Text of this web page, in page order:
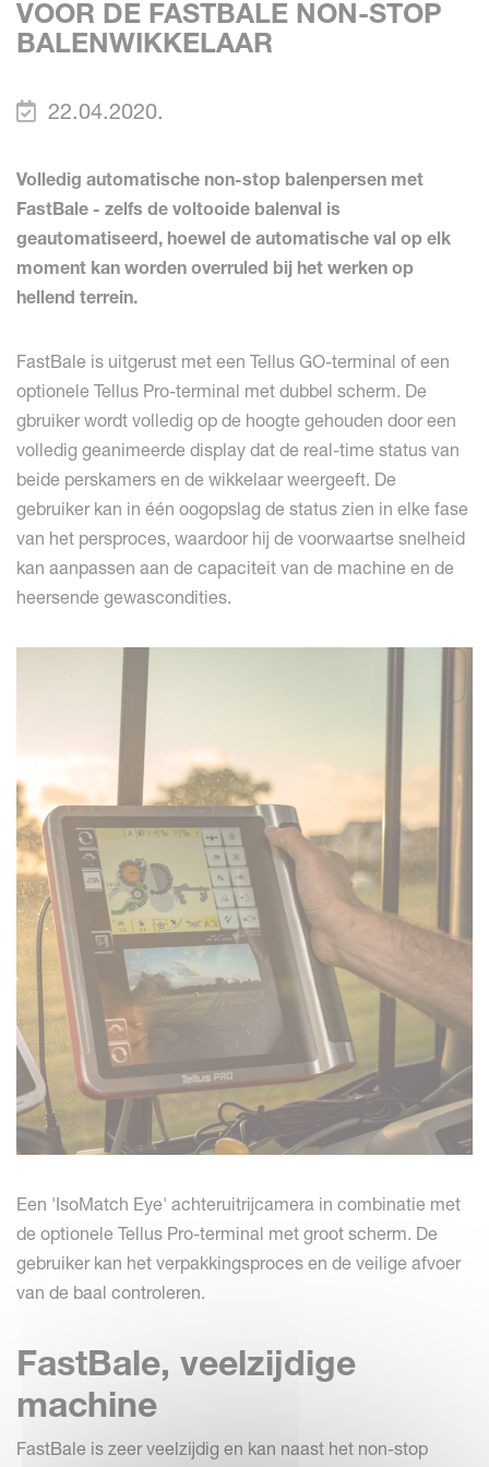
VOOR DE FASTBALE NON-STOP
BALENWIKKELAAR
22.04.2020.
Volledig automatische non-stop balenpersen met
FastBale - zelfs de voltooide balenval is
geautomatiseerd, hoewel de automatische val op elk
moment kan worden overruled bij het werken op
hellend terrein.
FastBale is uitgerust met een Tellus GO-terminal of een
optionele Tellus Pro-terminal met dubbel scherm. De
gbruiker wordt volledig op de hoogte gehouden door een
volledig geanimeerde display dat de real-time status van
beide perskamers en de wikkelaar weergeeft. De
gebruiker kan in één oogopslag de status zien in elke fase
van het persproces, waardoor hij de voorwaartse snelheid
kan aanpassen aan de capaciteit van de machine en de
heersende gewascondities.
Een 'IsoMatch Eye' achteruitrijcamera in combinatie met
de optionele Tellus Pro-terminal met groot scherm. De
gebruiker kan het verpakkingsproces en de veilige afvoer
van de baal controleren.
FastBale, veelzijdige
machine
FastBale is zeer veelzijdig en kan naast het non-stop